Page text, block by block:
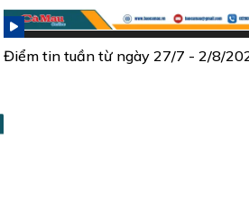
Điểm tin tuần từ ngày 27/7 - 2/8/